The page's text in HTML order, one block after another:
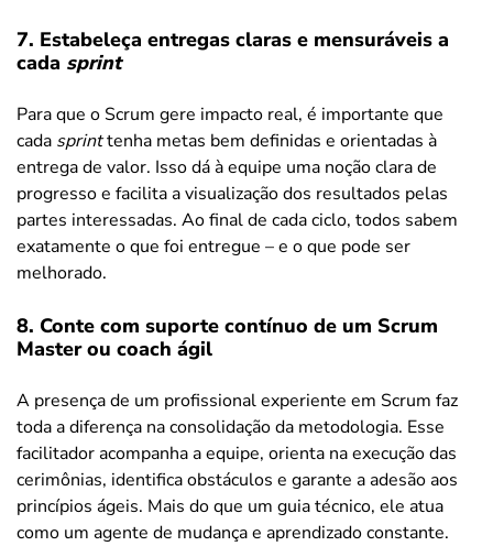
7. Estabeleça entregas claras e mensuráveis a
cada sprint
Para que o Scrum gere impacto real, é importante que
cada sprinttenha metas bem definidas e orientadas à
entrega de valor. Isso dá à equipe uma noção clara de
progresso e facilita a visualização dos resultados pelas
partes interessadas. Ao final de cada ciclo, todos sabem
exatamente o que foi entregue – e o que pode ser
melhorado.
8. Conte com suporte contínuo de um Scrum
Master ou coach ágil
A presença de um profissional experiente em Scrum faz
toda a diferença na consolidação da metodologia. Esse
facilitador acompanha a equipe, orienta na execução das
cerimônias, identifica obstáculos e garante a adesão aos
princípios ágeis. Mais do que um guia técnico, ele atua
como um agente de mudança e aprendizado constante.